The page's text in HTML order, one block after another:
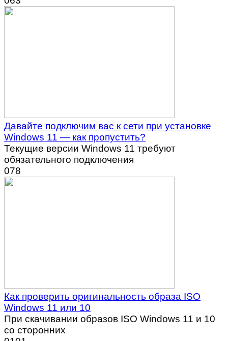
Давайте подключим вас к сети при установке
Windows 11 — как пропустить?
Текущие версии Windows 11 требуют
обязательного подключения
078
Как проверить оригинальность образа ISO
Windows 11 или 10
При скачивании образов ISO Windows 11 и 10
со сторонних